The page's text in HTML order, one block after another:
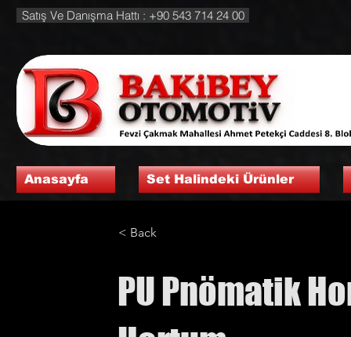
Satış Ve Danışma Hattı : +90 543 714 24 00
Anasayfa Set Halindeki Ürünler
< Back
PU Pnömatik